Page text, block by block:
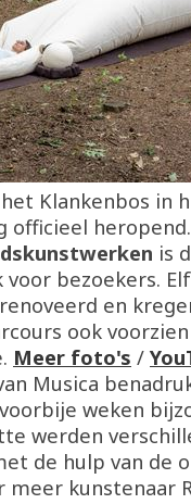
Klankenbos in
officieel
is
bezoekers.
en
ook
Meer foto's /
Musica
weken
werden
de hulp van de
meer kunstenaar